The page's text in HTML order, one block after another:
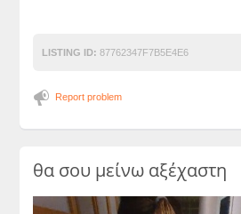
LISTING ID: 87762347F7B5E4E6
Report problem
θα σου μείνω αξέχαστη